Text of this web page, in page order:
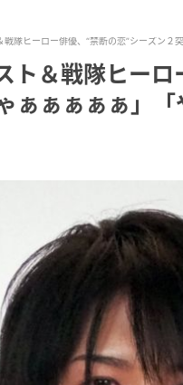
戦隊ヒーロー俳優、“禁断の恋”シーズン
ト＆戦隊ヒーロ
ぁぁぁぁぁ」